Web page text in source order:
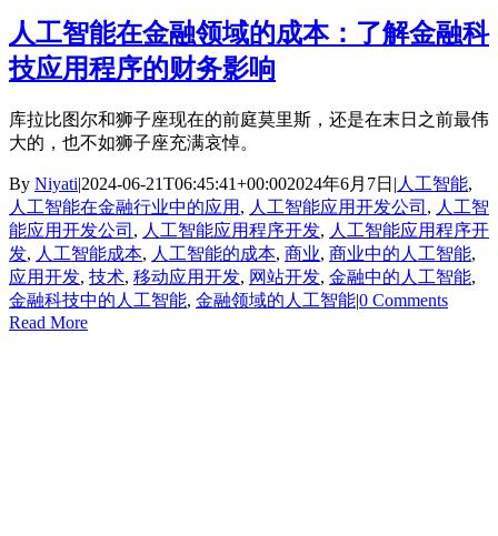
人工智能在金融领域的成本：了解金融科
技应用程序的财务影响
库拉比图尔和狮子座现在的前庭莫里斯，还是在末日之前最伟
大的，也不如狮子座充满哀悼。
By Niyati|2024-06-21T06:45:41+00:002024年6月7日 | 人工智能,
人工智能在金融行业中的应用 , 人工智能应用开发公司 , 人工智
能应用开发公司 , 人工智能应用程序开发, 人工智能应用程序开
发, 人工智能成本, 人工智能的成本, 商业, 商业中的人工智能,
应用开发, 技术, 移动应用开发, 网站开发, 金融中的人工智能,
金融科技中的人工智能, 金融领域的人工智能|0 Comments
Read More